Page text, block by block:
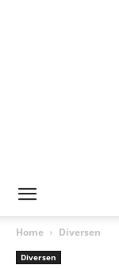
Home Diversen
Diversen